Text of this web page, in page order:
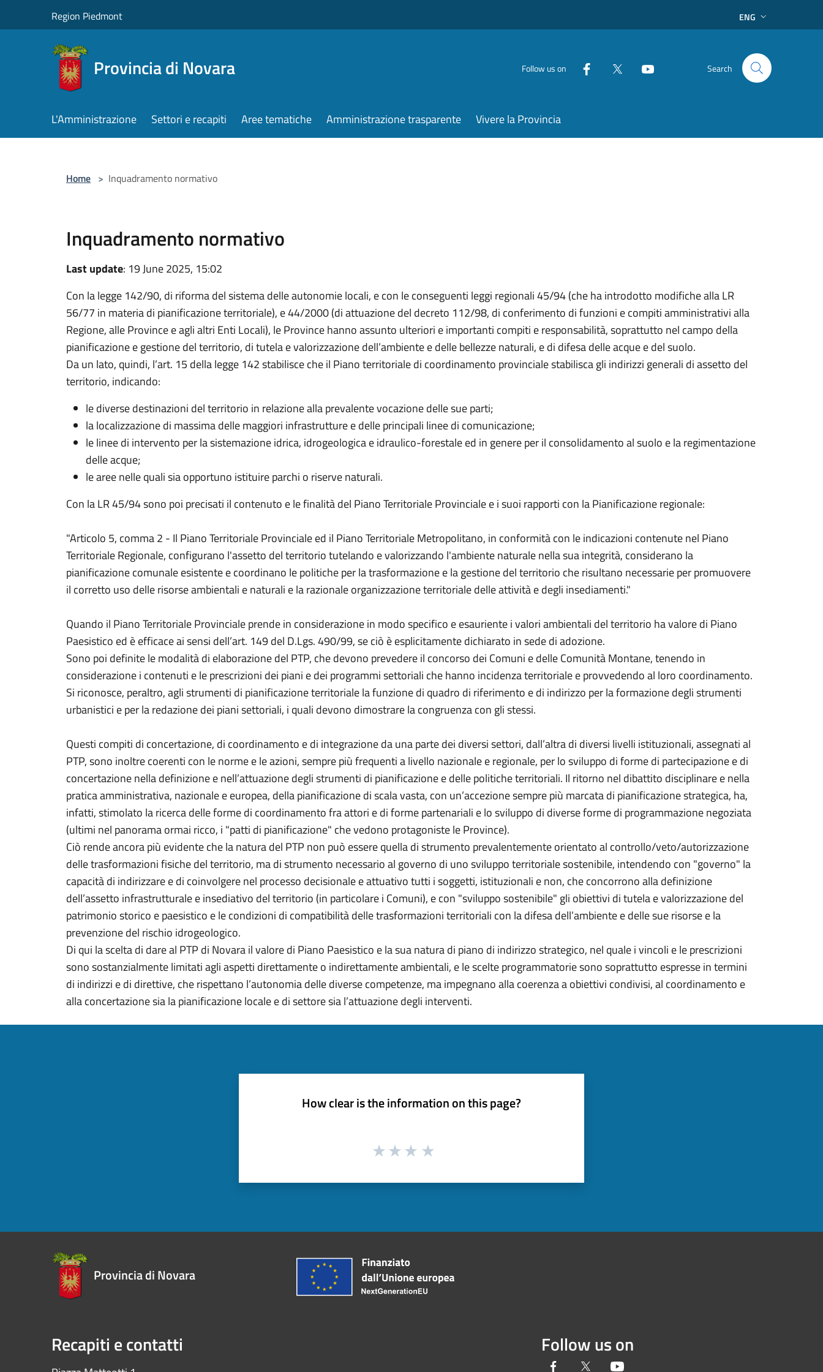
Region Piedmont ENG
Provincia di Novara Follow us on Search
L'Amministrazione Settori e recapiti Aree tematiche Amministrazione trasparente Vivere la Provincia
Home > Inquadramento normativo
Inquadramento normativo
Last update: 19 June 2025, 15:02
Con la legge 142/90, di riforma del sistema delle autonomie locali, e con le conseguenti leggi regionali 45/94 (che ha introdotto modifiche alla LR
56/77 in materia di pianificazione territoriale), e 44/2000 (di attuazione del decreto 112/98, di conferimento di funzioni e compiti amministrativi alla
Regione, alle Province e agli altri Enti Locali), le Province hanno assunto ulteriori e importanti compiti e responsabilità, soprattutto nel campo della
pianificazione e gestione del territorio, di tutela e valorizzazione dell’ambiente e delle bellezze naturali, e di difesa delle acque e del suolo.
Da un lato, quindi, l’art. 15 della legge 142 stabilisce che il Piano territoriale di coordinamento provinciale stabilisca gli indirizzi generali di assetto del
territorio, indicando:
le diverse destinazioni del territorio in relazione alla prevalente vocazione delle sue parti;
la localizzazione di massima delle maggiori infrastrutture e delle principali linee di comunicazione;
le linee di intervento per la sistemazione idrica, idrogeologica e idraulico-forestale ed in genere per il consolidamento al suolo e la regimentazione
delle acque;
le aree nelle quali sia opportuno istituire parchi o riserve naturali.
Con la LR 45/94 sono poi precisati il contenuto e le finalità del Piano Territoriale Provinciale e i suoi rapporti con la Pianificazione regionale:
"Articolo 5, comma 2 - Il Piano Territoriale Provinciale ed il Piano Territoriale Metropolitano, in conformità con le indicazioni contenute nel Piano
Territoriale Regionale, configurano l'assetto del territorio tutelando e valorizzando l'ambiente naturale nella sua integrità, considerano la
pianificazione comunale esistente e coordinano le politiche per la trasformazione e la gestione del territorio che risultano necessarie per promuovere
il corretto uso delle risorse ambientali e naturali e la razionale organizzazione territoriale delle attività e degli insediamenti."
Quando il Piano Territoriale Provinciale prende in considerazione in modo specifico e esauriente i valori ambientali del territorio ha valore di Piano
Paesistico ed è efficace ai sensi dell’art. 149 del D.Lgs. 490/99, se ciò è esplicitamente dichiarato in sede di adozione.
Sono poi definite le modalità di elaborazione del PTP, che devono prevedere il concorso dei Comuni e delle Comunità Montane, tenendo in
considerazione i contenuti e le prescrizioni dei piani e dei programmi settoriali che hanno incidenza territoriale e provvedendo al loro coordinamento.
Si riconosce, peraltro, agli strumenti di pianificazione territoriale la funzione di quadro di riferimento e di indirizzo per la formazione degli strumenti
urbanistici e per la redazione dei piani settoriali, i quali devono dimostrare la congruenza con gli stessi.
Questi compiti di concertazione, di coordinamento e di integrazione da una parte dei diversi settori, dall’altra di diversi livelli istituzionali, assegnati al
PTP, sono inoltre coerenti con le norme e le azioni, sempre più frequenti a livello nazionale e regionale, per lo sviluppo di forme di partecipazione e di
concertazione nella definizione e nell’attuazione degli strumenti di pianificazione e delle politiche territoriali. Il ritorno nel dibattito disciplinare e nella
pratica amministrativa, nazionale e europea, della pianificazione di scala vasta, con un’accezione sempre più marcata di pianificazione strategica, ha,
infatti, stimolato la ricerca delle forme di coordinamento fra attori e di forme partenariali e lo sviluppo di diverse forme di programmazione negoziata
(ultimi nel panorama ormai ricco, i "patti di pianificazione" che vedono protagoniste le Province).
Ciò rende ancora più evidente che la natura del PTP non può essere quella di strumento prevalentemente orientato al controllo/veto/autorizzazione
delle trasformazioni fisiche del territorio, ma di strumento necessario al governo di uno sviluppo territoriale sostenibile, intendendo con "governo" la
capacità di indirizzare e di coinvolgere nel processo decisionale e attuativo tutti i soggetti, istituzionali e non, che concorrono alla definizione
dell’assetto infrastrutturale e insediativo del territorio (in particolare i Comuni), e con "sviluppo sostenibile" gli obiettivi di tutela e valorizzazione del
patrimonio storico e paesistico e le condizioni di compatibilità delle trasformazioni territoriali con la difesa dell’ambiente e delle sue risorse e la
prevenzione del rischio idrogeologico.
Di qui la scelta di dare al PTP di Novara il valore di Piano Paesistico e la sua natura di piano di indirizzo strategico, nel quale i vincoli e le prescrizioni
sono sostanzialmente limitati agli aspetti direttamente o indirettamente ambientali, e le scelte programmatorie sono soprattutto espresse in termini
di indirizzi e di direttive, che rispettano l’autonomia delle diverse competenze, ma impegnano alla coerenza a obiettivi condivisi, al coordinamento e
alla concertazione sia la pianificazione locale e di settore sia l’attuazione degli interventi.
How clear is the information on this page?
Provincia di Novara
Recapiti e contatti Follow us on
Facebook Twitter